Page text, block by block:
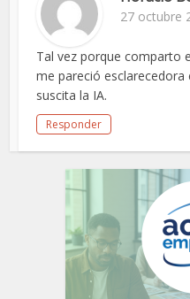
27 octubre
Tal vez porque comparto
me pareció
suscita la IA.
Responder